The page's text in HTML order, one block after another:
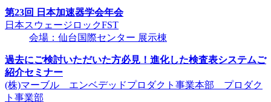
第23回 日本加速器学会年会
日本スウェージロックFST
会場：仙台国際センター 展示棟
過去にご検討いただいた方必見！進化した検査表システムご
紹介セミナー
(株)マーブル エンベデッドプロダクト事業本部 プロダク
ト事業部